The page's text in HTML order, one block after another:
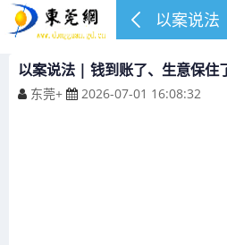
以案说法 | 钱到账了、生意保住
东莞+ 2026-07-01 16:08:32